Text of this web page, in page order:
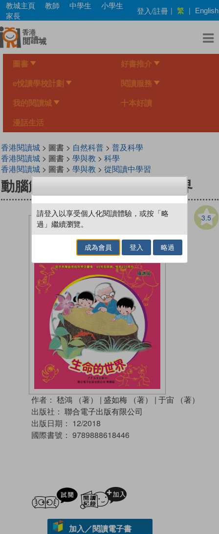
Skip
main
content
教城主頁 教師 中學生
小學生
家長
登入/註冊 | 繁 | English
圖書 好書推介
e悅讀學校計劃 閱讀服務
我的閱讀城 十本好讀
漫話生活
香港閱讀城> 圖書 > 自然科普> 普及科學
香港閱讀城> 圖書 > 學與教 > 科學
香港閱讀城> 圖書 > 學與教 > 從閱讀中學習
動腦筋爺爺精選版：生命的世界
3.5
作者： 嵇鴻 （著） | 盛如梅 （著） | 于宙 （著）
出版社： 聯合電子出版有限公司
出版日期： 12/2018
國際書號： 9789888618446
試閲
加入／閱讀電子書
請登入以享受個人化閱讀體驗，或按「略
過」繼續瀏覽。
成為會員 登入 略過